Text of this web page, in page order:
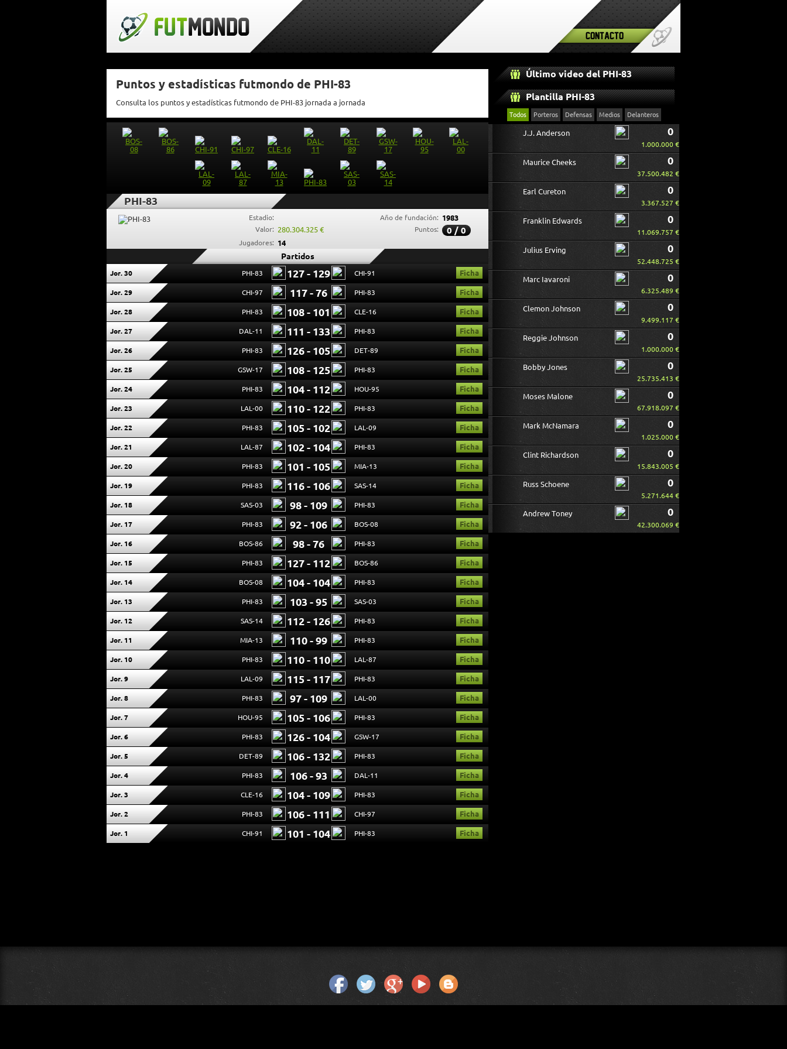
Contacto
Puntos y estadísticas futmondo de PHI-83
Consulta los puntos y estadísticas futmondo de PHI-83 jornada a jornada
PHI-83
Estadio: Año de fundación: 1983
Valor: 280.304.325 € Puntos: 0 / 0
Jugadores: 14
Partidos
Jor. 30 PHI-83 127 - 129 CHI-91 Ficha
Jor. 29 CHI-97 117 - 76 PHI-83 Ficha
Jor. 28 PHI-83 108 - 101 CLE-16 Ficha
Jor. 27 DAL-11 111 - 133 PHI-83 Ficha
Jor. 26 PHI-83 126 - 105 DET-89 Ficha
Jor. 25 GSW-17 108 - 125 PHI-83 Ficha
Jor. 24 PHI-83 104 - 112 HOU-95 Ficha
Jor. 23 LAL-00 110 - 122 PHI-83 Ficha
Jor. 22 PHI-83 105 - 102 LAL-09 Ficha
Jor. 21 LAL-87 102 - 104 PHI-83 Ficha
Jor. 20 PHI-83 101 - 105 MIA-13 Ficha
Jor. 19 PHI-83 116 - 106 SAS-14 Ficha
Jor. 18 SAS-03 98 - 109 PHI-83 Ficha
Jor. 17 PHI-83 92 - 106 BOS-08 Ficha
Jor. 16 BOS-86 98 - 76 PHI-83 Ficha
Jor. 15 PHI-83 127 - 112 BOS-86 Ficha
Jor. 14 BOS-08 104 - 104 PHI-83 Ficha
Jor. 13 PHI-83 103 - 95 SAS-03 Ficha
Jor. 12 SAS-14 112 - 126 PHI-83 Ficha
Jor. 11 MIA-13 110 - 99 PHI-83 Ficha
Jor. 10 PHI-83 110 - 110 LAL-87 Ficha
Jor. 9 LAL-09 115 - 117 PHI-83 Ficha
Jor. 8 PHI-83 97 - 109 LAL-00 Ficha
Jor. 7 HOU-95 105 - 106 PHI-83 Ficha
Jor. 6 PHI-83 126 - 104 GSW-17 Ficha
Jor. 5 DET-89 106 - 132 PHI-83 Ficha
Jor. 4 PHI-83 106 - 93 DAL-11 Ficha
Jor. 3 CLE-16 104 - 109 PHI-83 Ficha
Jor. 2 PHI-83 106 - 111 CHI-97 Ficha
Jor. 1 CHI-91 101 - 104 PHI-83 Ficha
Último video del PHI-83
Plantilla PHI-83
Todos Porteros Defensas Medios Delanteros
J.J. Anderson 0
1.000.000 €
Maurice Cheeks 0
37.500.482 €
Earl Cureton 0
3.367.527 €
Franklin Edwards 0
11.069.757 €
Julius Erving 0
52.448.725 €
Marc Iavaroni 0
6.325.489 €
Clemon Johnson 0
9.499.117 €
Reggie Johnson 0
1.000.000 €
Bobby Jones 0
25.735.413 €
Moses Malone 0
67.918.097 €
Mark McNamara 0
1.025.000 €
Clint Richardson 0
15.843.005 €
Russ Schoene 0
5.271.644 €
Andrew Toney 0
42.300.069 €